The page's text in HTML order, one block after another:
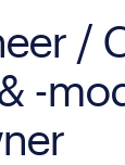
/
-